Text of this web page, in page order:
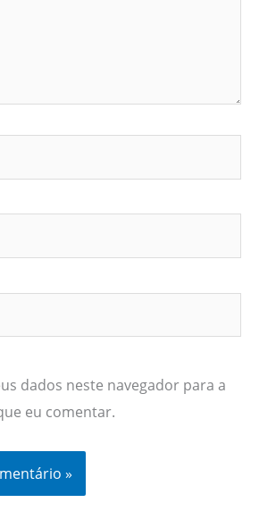
dados neste navegador para a
eu comentar.